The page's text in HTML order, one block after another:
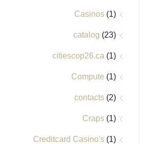
Casinos (1)
catalog (23)
citiescop26.ca (1)
Compute (1)
contacts (2)
Craps (1)
Creditcard Casino's (1)